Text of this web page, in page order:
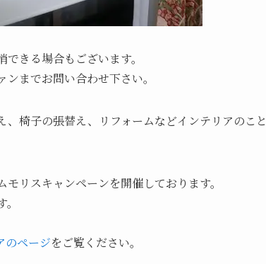
きる場合もございます。
までお問い合わせ下さい。
、椅子の張替え、リフォームなどインテリアのこと
リスキャンペーンを開催しております。
のページをご覧ください。